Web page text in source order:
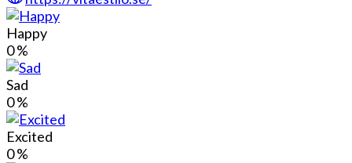
Happy
0%
Sad
0%
Excited
0%